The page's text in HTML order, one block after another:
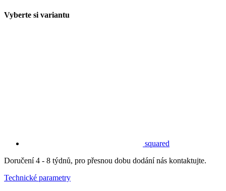
Vyberte si variantu
squared
Doručení 4 - 8 týdnů, pro přesnou dobu dodání nás kontaktujte.
Technické parametry